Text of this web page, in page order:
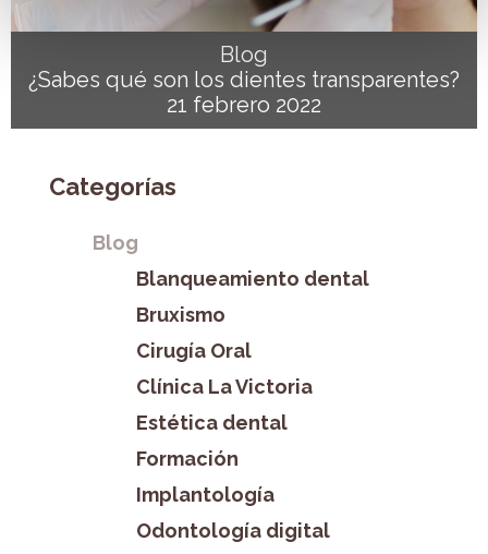
Blog
¿Sabes qué son los dientes transparentes?
21 febrero 2022
Categorías
Blog
Blanqueamiento dental
Bruxismo
Cirugía Oral
Clínica La Victoria
Estética dental
Formación
Implantología
Odontología digital